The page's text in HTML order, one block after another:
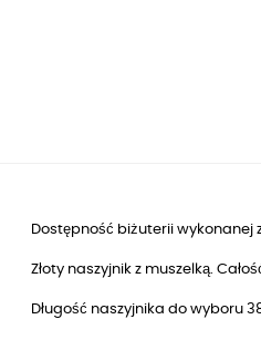
Dostępność biżuterii wykonanej
Złoty naszyjnik z muszelką.
Długość naszyjnika do wyboru